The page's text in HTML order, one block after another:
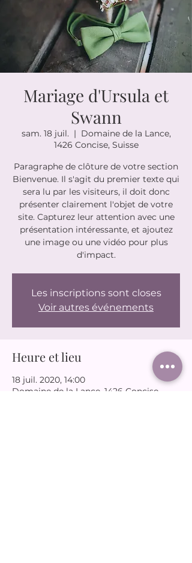
Mariage d'Ursula et
Swann
sam. 18 juil.
  |
Domaine de la Lance,
1426 Concise, Suisse
Paragraphe de clôture de votre section
Bienvenue. Il s'agit du premier texte qui
sera lu par les visiteurs, il doit donc
présenter clairement l'objet de votre
site. Capturez leur attention avec une
présentation intéressante, et ajoutez
une image ou une vidéo pour plus
d'impact.
Les inscriptions sont closes
Voir autres événements
Heure et lieu
18 juil. 2020, 14:00
Domaine de la Lance, 1426 Concise,